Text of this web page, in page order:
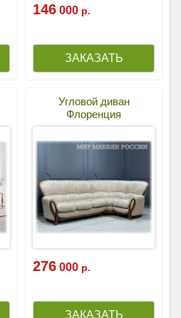
146 000 р.
Угловой диван
Флоренция
276 000 р.